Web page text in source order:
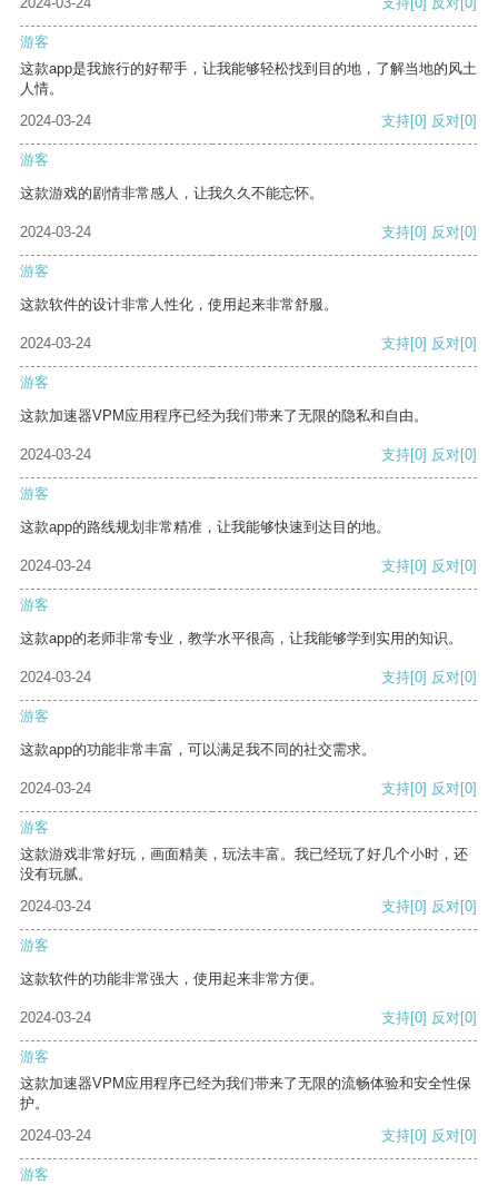
游客
这款app是我旅行的好帮手，让我能够轻松找到目的地，了解当地的风土
人情。
2024-03-24
支持[0] 反对[0]
游客
这款游戏的剧情非常感人，让我久久不能忘怀。
2024-03-24 支持[0] 反对[0]
游客
这款软件的设计非常人性化，使用起来非常舒服。
2024-03-24 支持[0] 反对[0]
游客
这款加速器VPM应用程序已经为我们带来了无限的隐私和自由。
2024-03-24 支持[0] 反对[0]
游客
这款app的路线规划非常精准，让我能够快速到达目的地。
2024-03-24 支持[0] 反对[0]
游客
这款app的老师非常专业，教学水平很高，让我能够学到实用的知识。
2024-03-24 支持[0] 反对[0]
游客
这款app的功能非常丰富，可以满足我不同的社交需求。
2024-03-24 支持[0] 反对[0]
游客
这款游戏非常好玩，画面精美，玩法丰富。我已经玩了好几个小时，还
没有玩腻。
2024-03-24
支持[0] 反对[0]
游客
这款软件的功能非常强大，使用起来非常方便。
2024-03-24 支持[0] 反对[0]
游客
这款加速器VPM应用程序已经为我们带来了无限的流畅体验和安全性保
护。
2024-03-24
支持[0] 反对[0]
游客